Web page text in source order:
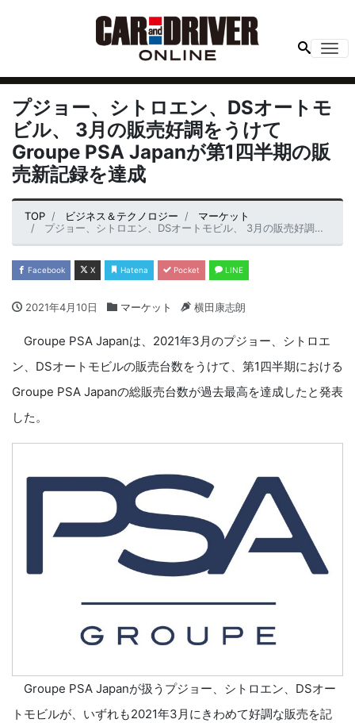
プジョー、シトロエン、DSオートモ
ビル、 3月の販売好調をうけて
Groupe PSA Japanが第1四半期の販
売新記録を達成
TOP ビジネス＆テクノロジー
マーケット
プジョー、シトロエン、DSオートモビル、 3月の販売好調をうけて Groupe PSA Japanが第1四半期の販売新記録を達成
Facebook X Hatena Pocket LINE
2021年4月10日 マーケット 横田康志朗
Groupe PSA Japanは、2021年3月のプジョー、シトロエ
ン、DSオートモビルの販売台数をうけて、第1四半期における
Groupe PSA Japanの総販売台数が過去最高を達成したと発表
した。
Groupe PSA Japanが扱うプジョー、シトロエン、DSオー
トモビルが、いずれも2021年3月にきわめて好調な販売を記